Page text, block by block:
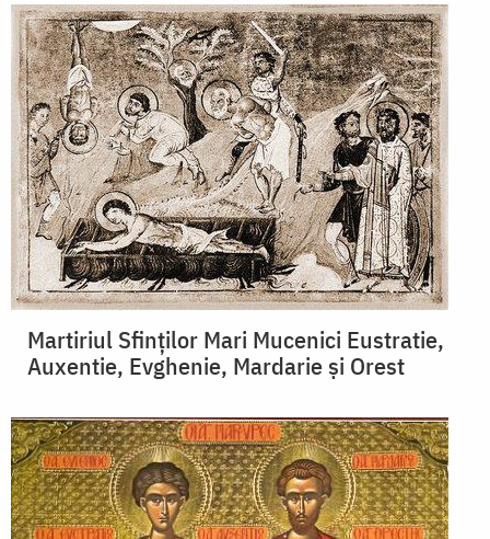
Martiriul Sfinților Mari Mucenici Eustratie,
Auxentie, Evghenie, Mardarie și Orest